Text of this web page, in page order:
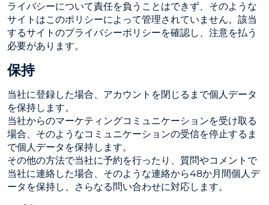
ライバシーについて責任を負うことはできず、そのような
サイトはこのポリシーによって管理されていません。該当
するサイトのプライバシーポリシーを確認し、注意を払う
必要があります。
保持
当社に登録した場合、アカウントを閉じるまで個人データ
を保持します。
当社からのマーケティングコミュニケーションを受け取る
場合、そのようなコミュニケーションの受信を停止するま
で個人データを保持します。
その他の方法で当社に予約を行ったり、質問やコメントで
当社に連絡した場合、そのような連絡から48か月間個人デ
ータを保持し、さらなる問い合わせに対応します。